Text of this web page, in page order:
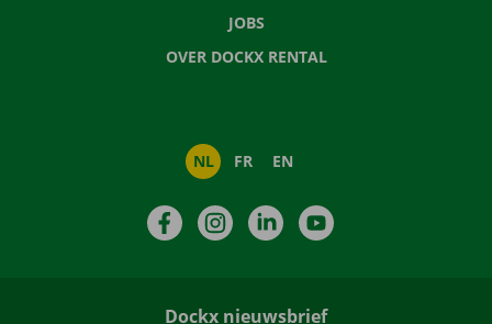
JOBS
OVER DOCKX RENTAL
NL FR EN
FacebookInstagramLinkedIn
Dockx nieuwsbrief